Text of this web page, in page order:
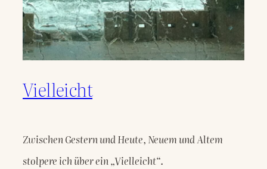
Vielleicht
Zwischen Gestern und Heute, Neuem und Altem
stolpere ich über ein „Vielleicht“.